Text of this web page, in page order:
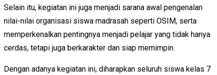
Selain itu, kegiatan ini juga menjadi sarana awal pengenalan
nilai-nilai organisasi siswa madrasah seperti OSIM, serta
memperkenalkan pentingnya menjadi pelajar yang tidak hanya
cerdas, tetapi juga berkarakter dan siap memimpin.
Dengan adanya kegiatan ini, diharapkan seluruh siswa kelas 7